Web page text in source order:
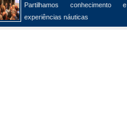
Partilhamos conhecimento e
experiências náuticas